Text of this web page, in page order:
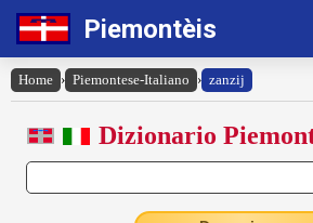
Piemontèis
Home › Piemontese-Italiano › zanzij
Dizionario